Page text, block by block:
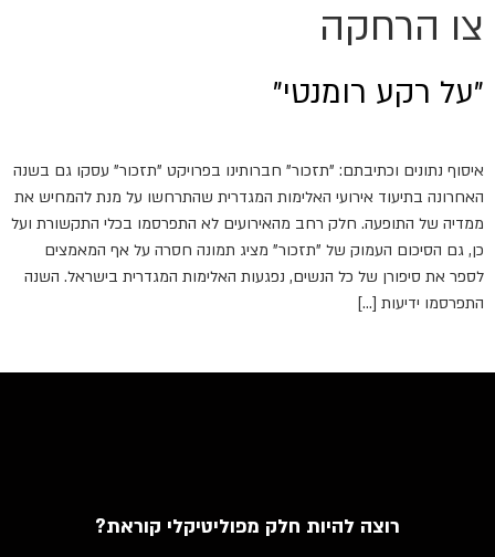
צו הרחקה
"על רקע רומנטי"
איסוף נתונים וכתיבתם: "תזכור" חברותינו בפרויקט "תזכור" עסקו גם בשנה
האחרונה בתיעוד אירועי האלימות המגדרית שהתרחשו על מנת להמחיש את
ממדיה של התופעה. חלק רחב מהאירועים לא התפרסמו בכלי התקשורת ועל
כן, גם הסיכום העמוק של "תזכור" מציג תמונה חסרה על אף המאמצים
לספר את סיפורן של כל הנשים, נפגעות האלימות המגדרית בישראל. השנה
התפרסמו ידיעות […]
רוצה להיות חלק מפוליטיקלי קוראת?